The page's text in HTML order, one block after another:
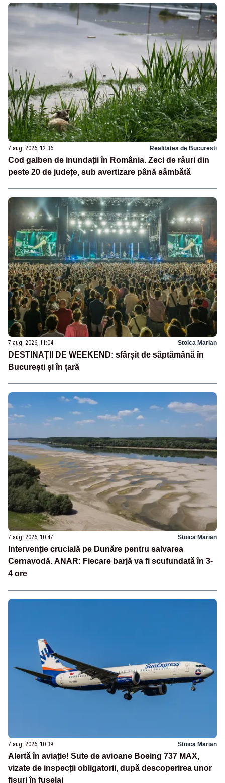
7 aug. 2026, 12:36 Realitatea de Bucuresti
Cod galben de inundații în România. Zeci de râuri din
peste 20 de județe, sub avertizare până sâmbătă
7 aug. 2026, 11:04 Stoica Marian
DESTINAȚII DE WEEKEND: sfârșit de săptămână în
București și în țară
7 aug. 2026, 10:47 Stoica Marian
Intervenție crucială pe Dunăre pentru salvarea
Cernavodă. ANAR: Fiecare barjă va fi scufundată în 3-
4 ore
7 aug. 2026, 10:39 Stoica Marian
Alertă în aviație! Sute de avioane Boeing 737 MAX,
vizate de inspecții obligatorii, după descoperirea unor
fisuri în fuselaj